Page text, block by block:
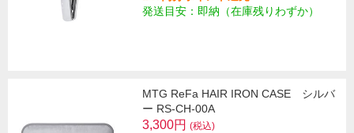
発送目安：即納（在庫残りわずか）
MTG ReFa HAIR IRON CASE シルバ
ー RS-CH-00A
3,300円 (税込)